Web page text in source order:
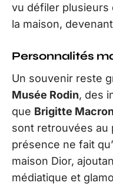
vu défiler plusieurs
la maison,
Personnalités
Un souvenir reste
Musée Rodin, des
que Brigitte Macron
sont retrouvées au
présence ne fait
maison Dior,
médiatique et